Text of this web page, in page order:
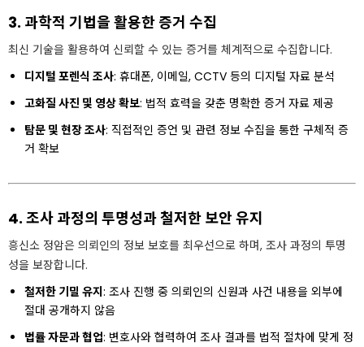
3. 과학적 기법을 활용한 증거 수집
최신 기술을 활용하여 신뢰할 수 있는 증거를 체계적으로 수집합니다.
디지털 포렌식 조사: 휴대폰, 이메일, CCTV 등의 디지털 자료 분석
고화질 사진 및 영상 확보: 법적 효력을 갖춘 명확한 증거 자료 제공
탐문 및 현장 조사: 직접적인 증언 및 관련 정보 수집을 통한 구체적 증
거 확보
4. 조사 과정의 투명성과 철저한 보안 유지
흥신소 정암은 의뢰인의 정보 보호를 최우선으로 하며, 조사 과정의 투명
성을 보장합니다.
철저한 기밀 유지 : 조사 진행 중 의뢰인의 신원과 사건 내용을 외부에
절대 공개하지 않음
법률 자문과 협업: 변호사와 협력하여 조사 결과를 법적 절차에 맞게 정